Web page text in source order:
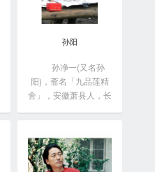
孙阳
孙净一(又名孙
阳)，斋名「九品莲精
舍」，安徽萧县人，长